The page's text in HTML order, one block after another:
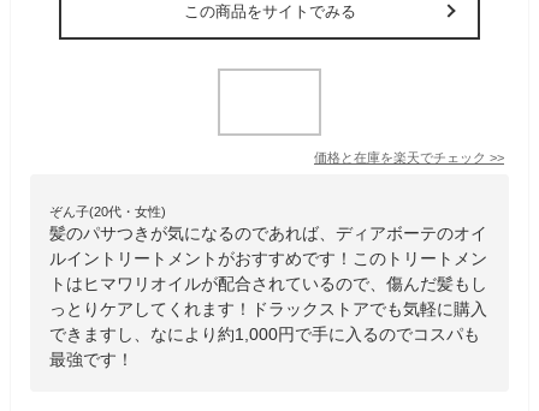
この商品をサイトでみる
価格と在庫を楽天でチェック >>
ぞん子(20代・女性)
髪のパサつきが気になるのであれば、ディアボーテのオイ
ルイントリートメントがおすすめです！このトリートメン
トはヒマワリオイルが配合されているので、傷んだ髪もし
っとりケアしてくれます！ドラックストアでも気軽に購入
できますし、なにより約1,000円で手に入るのでコスパも
最強です！